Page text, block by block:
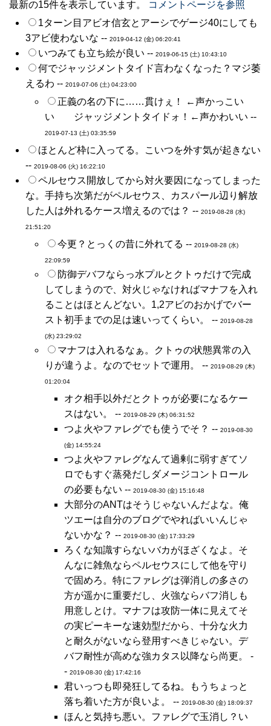
最新の15件を表示しています。
コメントページを参照
1ターン目アビオ信玄とアーシでゲージ40にしても
3アビ使わないな -- 2019-04-12 (金) 06:20:41
いつみても立ち絵が良い -- 2019-06-15 (土) 10:43:10
何でジャッジメントタイド言わなくなった？マジ萎
えるわ -- 2019-07-06 (土) 04:23:00
正義の名の下に……貫けぇ！ ←声かっこい
い ジャッジメントタイドォ！←声かわいい --
2019-07-13 (土) 03:35:59
ほとんど枠に入ってる。こいつを外す気が起きない
-- 2019-08-06 (火) 16:22:10
ペルセウス開放してから対火要因になってしまった
な。手持ち次第だがペルセウス、カスパール辺り解放
した人は外れるケース増えるのでは？ -- 2019-08-28 (水)
21:51:20
今更？とっくの昔に外れてる -- 2019-08-28 (水)
22:09:59
防御デバフならっ水プルとクトゥだけで完成
してしまうので、対火じゃなければマナフを入れ
ることはほとんどない。1,2アビのおかげでバー
スト初手までの足は速いってくらい。 -- 2019-08-28
(水) 23:29:02
マナフは入れるなぁ。クトゥの状態異常の入
りが違うよ。なのでセットで運用。 -- 2019-08-29 (木)
01:20:04
オク相手以外だとクトゥが必要になるケー
スはない。 -- 2019-08-29 (木) 06:31:52
つよ火やファレグでも使うでそ？ -- 2019-08-30
(金) 14:55:24
つよ火やファレグなんて過剰に弱すぎてソ
ロでもすぐ蒸発だしダメージコントロール
の必要もない -- 2019-08-30 (金) 15:16:48
大部分のANTはそうじゃないんだよな。俺
ツエーは自分のブログでやればいいんじゃ
ないかな？ -- 2019-08-30 (金) 17:33:29
ろくな知識すらないバカがほざくなよ。そ
んなに雑魚ならペルセウスにして他を守り
で固めろ。特にファレグは弾消しの多さの
方が遥かに重要だし、火強ならバフ消しも
用意しとけ。マナフは攻防一体に見えてそ
の実ピーキーな速効型だから、十分な火力
と耐久がないなら登用すべきじゃない。デ
バフ耐性が高めな強カタス以降なら尚更。 -
- 2019-08-30 (金) 17:42:16
君いっつも即発狂してるね。もうちょっと
落ち着いた方が良いよ。 -- 2019-08-30 (金) 18:09:37
ほんと気持ち悪い。ファレグで玉消し？い